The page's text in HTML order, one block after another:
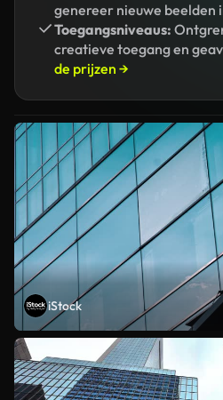
genereer nieuwe beelden
Toegangsniveaus:
creatieve toegang en
de prijzen →
iStock